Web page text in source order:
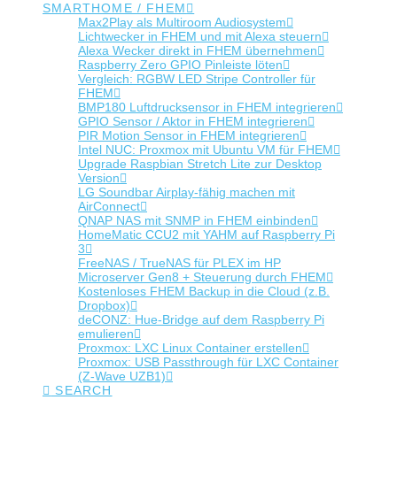
SMARTHOME / FHEM
Max2Play als Multiroom Audiosystem
Lichtwecker in FHEM und mit Alexa steuern
Alexa Wecker direkt in FHEM übernehmen
Raspberry Zero GPIO Pinleiste löten
Vergleich: RGBW LED Stripe Controller für
FHEM
BMP180 Luftdrucksensor in FHEM integrieren
GPIO Sensor / Aktor in FHEM integrieren
PIR Motion Sensor in FHEM integrieren
Intel NUC: Proxmox mit Ubuntu VM für FHEM
Upgrade Raspbian Stretch Lite zur Desktop
Version
LG Soundbar Airplay-fähig machen mit
AirConnect
QNAP NAS mit SNMP in FHEM einbinden
HomeMatic CCU2 mit YAHM auf Raspberry Pi
3
FreeNAS / TrueNAS für PLEX im HP
Microserver Gen8 + Steuerung durch FHEM
Kostenloses FHEM Backup in die Cloud (z.B.
Dropbox)
deCONZ: Hue-Bridge auf dem Raspberry Pi
emulieren
Proxmox: LXC Linux Container erstellen
Proxmox: USB Passthrough für LXC Container
(Z-Wave UZB1)
SEARCH